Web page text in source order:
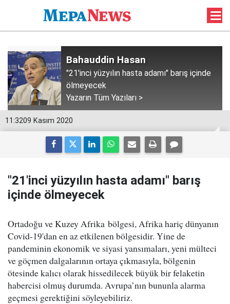
Bahauddin Hasan
"21'inci yüzyılın hasta adamı" barış içinde
ölmeyecek
Yazarın Tüm Yazıları >
11:3209 Kasım 2020
"21'inci yüzyılın hasta adamı" barış
içinde ölmeyecek
Ortadoğu ve Kuzey Afrika bölgesi, Afrika hariç dünyanın
Covid-19'dan en az etkilenen bölgesidir. Yine de
pandeminin ekonomik ve siyasi yansımaları, yeni mülteci
ve göçmen dalgalarının ortaya çıkmasıyla, bölgenin
ötesinde kalıcı olarak hissedilecek büyük bir felaketin
habercisi olmuş durumda. Avrupa’nın bununla alarma
geçmesi gerektiğini söyleyebiliriz.